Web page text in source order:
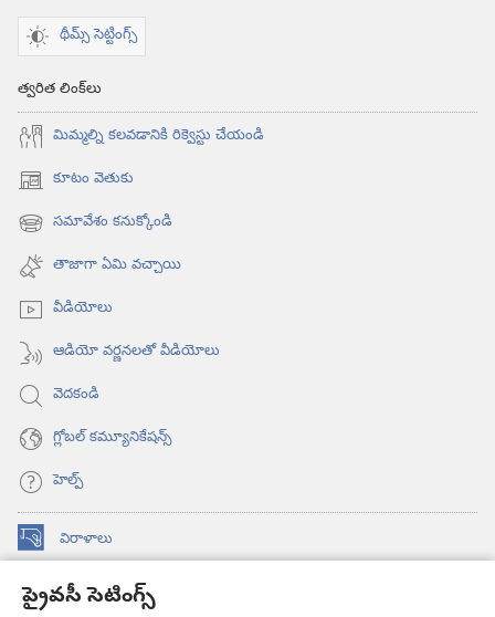
ప్రైవసీ సెటింగ్స్
థీమ్స్ సెట్టింగ్స్
త్వరిత లింక్‌లు
మిమ్మల్ని కలవడానికి రిక్వెస్టు చేయండి
కూటం వెతుకు
(కొత్త
విండో
ఓపెన్‌
అవుతుంది)
సమావేశం కనుక్కోండి
(కొత్త
విండో
ఓపెన్‌
అవుతుంది)
తాజాగా ఏమి వచ్చాయి
వీడియోలు
ఆడియో వర్ణనలతో వీడియోలు
వెదకండి
గ్లోబల్‌ కమ్యూనికేషన్స్‌
హెల్ప్‌
విరాళాలు
(కొత్త
ఓపెన్‌ కావలికోట ఆన్‌లైన్‌ లైబ్రరీ